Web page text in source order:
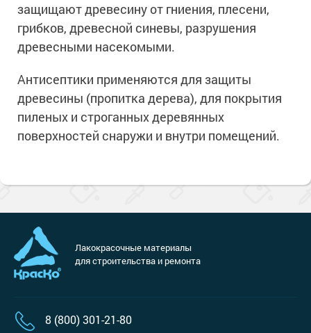
защищают древесину от гниения, плесени,
грибков, древесной синевы, разрушения
древесными насекомыми.
Антисептики применяются для защиты
древесины (пропитка дерева), для покрытия
пиленых и строганных деревянных
поверхностей снаружи и внутри помещений.
Лакокрасочные материалы
для строительства и ремонта
8 (800) 301-21-80